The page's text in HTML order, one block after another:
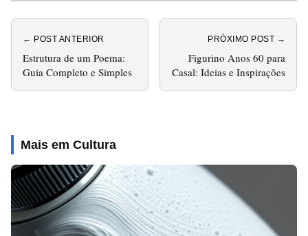
← POST ANTERIOR
Estrutura de um Poema:
Guia Completo e Simples
PRÓXIMO POST →
Figurino Anos 60 para
Casal: Ideias e Inspirações
Mais em Cultura